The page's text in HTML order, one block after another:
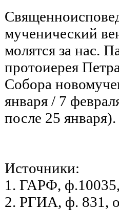
мученический
молятся за нас.
протоиерея
Собора
января / 7
после 25 января).
Источники:
1. ГАРФ,
2. РГИА, ф. 831,